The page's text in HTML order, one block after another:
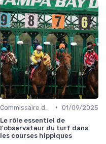
• 01/09/2025
Le rôle essentiel de
l'observateur du turf dans
les courses hippiques